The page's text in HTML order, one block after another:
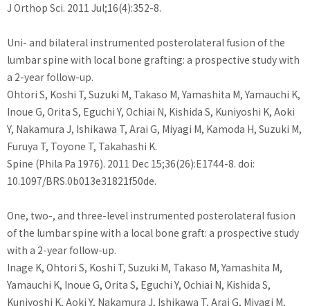
J Orthop Sci. 2011 Jul;16(4):352-8.
Uni- and bilateral instrumented posterolateral fusion of the
lumbar spine with local bone grafting: a prospective study with
a 2-year follow-up.
Ohtori S, Koshi T, Suzuki M, Takaso M, Yamashita M, Yamauchi K,
Inoue G, Orita S, Eguchi Y, Ochiai N, Kishida S, Kuniyoshi K, Aoki
Y, Nakamura J, Ishikawa T, Arai G, Miyagi M, Kamoda H, Suzuki M,
Furuya T, Toyone T, Takahashi K.
Spine (Phila Pa 1976). 2011 Dec 15;36(26):E1744-8. doi:
10.1097/BRS.0b013e31821f50de.
One, two-, and three-level instrumented posterolateral fusion
of the lumbar spine with a local bone graft: a prospective study
with a 2-year follow-up.
Inage K, Ohtori S, Koshi T, Suzuki M, Takaso M, Yamashita M,
Yamauchi K, Inoue G, Orita S, Eguchi Y, Ochiai N, Kishida S,
Kuniyoshi K, Aoki Y, Nakamura J, Ishikawa T, Arai G, Miyagi M,